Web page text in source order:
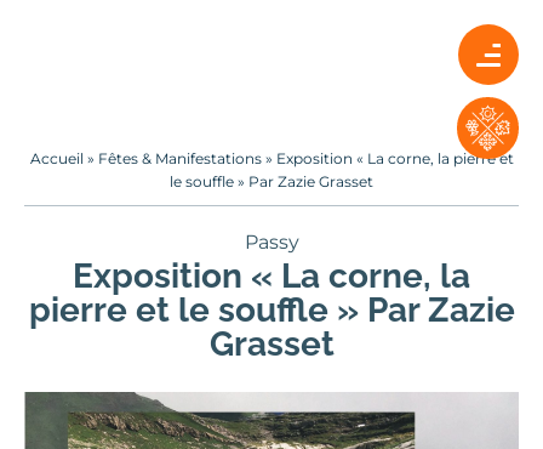
Accueil » Fêtes & Manifestations» Exposition « La corne, la pierre et
le souffle » Par Zazie Grasset
Passy
Exposition « La corne, la
pierre et le souffle » Par Zazie
Grasset